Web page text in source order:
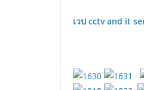
เวป cctv and it